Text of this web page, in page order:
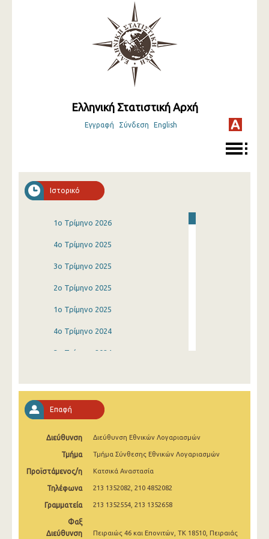
Ελληνική Στατιστική Αρχή
Εγγραφή Σύνδεση English
Ιστορικό
1o Τρίμηνο 2026
4o Τρίμηνο 2025
3o Τρίμηνο 2025
2o Τρίμηνο 2025
1o Τρίμηνο 2025
4o Τρίμηνο 2024
3o Τρίμηνο 2024
4o Τρίμηνο 2023
3o Τρίμηνο 2023
2o Τρίμηνο 2023
1o Τρίμηνο 2023
4o Τρίμηνο 2022
3o Τρίμηνο 2022
Επαφή
Διεύθυνση Διεύθυνση Εθνικών Λογαριασμών
Τμήμα Τμήμα Σύνθεσης Εθνικών Λογαριασμών
Προϊστάμενος/η Κατσικά Αναστασία
Τηλέφωνα 213 1352082, 210 4852082
Γραμματεία 213 1352554, 213 1352658
Φαξ
Διεύθυνση
Πειραιώς 46 και Επονιτών, ΤΚ 18510, Πειραιάς